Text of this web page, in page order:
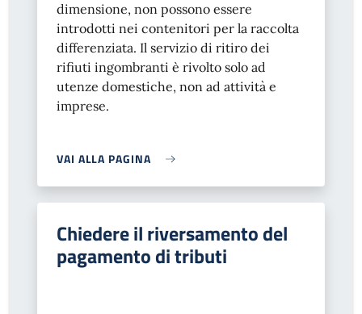
dimensione, non possono essere
introdotti nei contenitori per la raccolta
differenziata. Il servizio di ritiro dei
rifiuti ingombranti è rivolto solo ad
utenze domestiche, non ad attività e
imprese.
VAI ALLA PAGINA
Chiedere il riversamento del
pagamento di tributi